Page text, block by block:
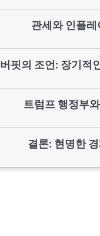
관세와 인플레
버핏의 조언: 장기적
트럼프 행정부
결론: 현명한